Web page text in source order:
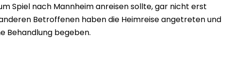
Spiel nach Mannheim anreisen sollte, gar nicht erst
Betroffenen haben die Heimreise angetreten und
Behandlung begeben.